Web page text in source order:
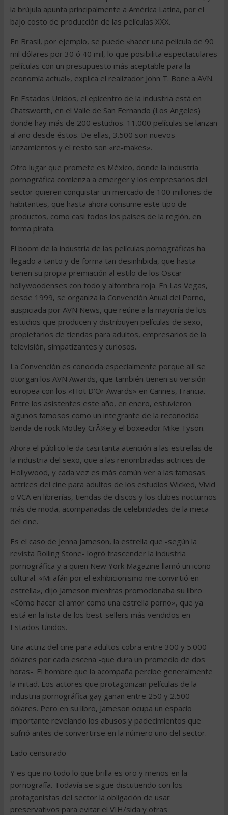
la brújula apunta principalmente a América Latina, por el
bajo costo de producción de las películas XXX.
En Brasil, por ejemplo, se puede «hacer una película de 90
mil dólares por 30 ó 40 mil, lo que posibilita espectaculares
películas con un presupuesto más aceptable para la
economía actual», explica el realizador John T. Bone a AVN.
En Estados Unidos, el epicentro de la industria está en
Chatsworth, en el Valle de San Fernando (Los Angeles)
donde hay más de 200 estudios. 11.000 películas se lanzan
al año desde éstos. De ellas, 3.500 son nuevos
lanzamientos y el resto son «re-makes».
Otro lugar que promete es México, donde la industria
pornográfica comienza a emerger y los empresarios del
sector quieren conquistar un mercado de 100 millones de
habitantes, que hasta ahora consume este tipo de
productos, como casi todos los países de la región, en
forma pirata.
El boom de la industria de las películas pornográficas ha
llegado a tanto y de forma tan desinhibida, que hasta
tienen su propia premiación al estilo de los Oscar
hollywoodenses con todo y alfombra roja. En Las Vegas,
desde 1999, se organiza la Convención Anual del Porno,
auspiciada por AVN News, que reúne a la mayoría de los
estudios que producen y distribuyen películas de sexo,
propietarios de tiendas para adultos, empresarios de la
televisión, simpatizantes y curiosos.
La Convención es conocida especialmente porque allí se
otorgan los AVN Awards, que también tienen su versión
europea con los «Hot D’Or Awards» en Cannes, Francia.
Entre los asistentes este año, en enero, estuvieron
algunos famosos como un integrante de la reconocida
banda de rock Motley CrÃ¼e y el boxeador Mike Tyson.
Ahora el público le da casi tanta atención a las estrellas de
la industria del sexo, que a las renombradas actrices de
Hollywood, y cada vez es más común ver a las famosas
actrices del cine para adultos de los estudios Wicked, Vivid
o VCA en librerías, tiendas de discos y los clubes nocturnos
más de moda, acompañadas de celebridades de la meca
del cine.
Es el caso de Jenna Jameson, la estrella que -según la
revista Rolling Stone- logró trascender la industria
pornográfica y a quien New York Magazine llamó un icono
cultural. «Mi afán por el exhibicionismo me convirtió en
estrella», dijo Jameson mientras promocionaba su libro
«Cómo hacer el amor como una estrella porno», que ya
está en la lista de los best-sellers más vendidos en
Estados Unidos.
Una actriz del cine para adultos cobra entre 300 y 5.000
dólares por cada escena -que dura un promedio de dos
horas-. El hombre que la acompaña percibe generalmente
la mitad. Los actores que protagonizan películas de la
industria pornográfica gay ganan entre 250 y 2.500
dólares. Pero en su libro, Jameson ocupa un espacio
importante revelando los abusos y padecimientos que
sufrió antes de convertirse en la número uno del sector.
Lado censurado
Y es que no todo lo que brilla es oro y menos en la
pornografía. Todavía se sigue discutiendo con los
protagonistas del sector la obligación de usar
preservativos para evitar el VIH/sida y otras